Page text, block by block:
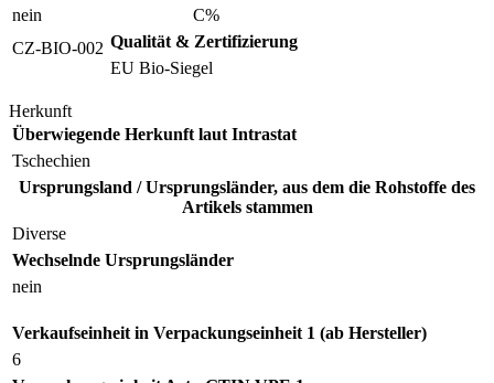
nein
C%
CZ-BIO-002 Qualität & Zertifizierung
EU Bio-Siegel
Herkunft
Überwiegende Herkunft laut Intrastat
Tschechien
Ursprungsland / Ursprungsländer, aus dem die Rohstoffe des
Artikels stammen
Diverse
Wechselnde Ursprungsländer
nein
Verkaufseinheit in Verpackungseinheit 1 (ab Hersteller)
6